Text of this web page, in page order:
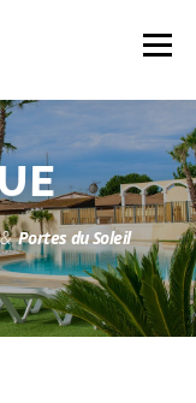
Menu
FAQ LIENS
Portes du Soleil